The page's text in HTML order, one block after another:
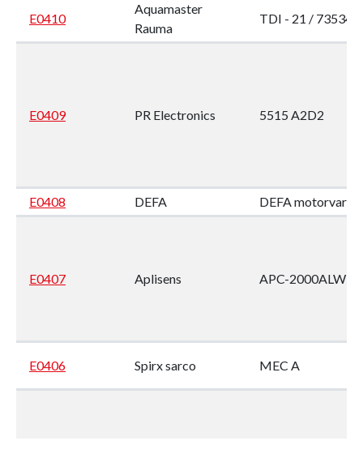
E0410
Aquamaster
Rauma
TDI - 21 /
E0409 PR Electronics 5515 A2D2
E0408 DEFA DEFA
E0407 Aplisens APC-2000ALW
E0406 Spirx sarco MEC A